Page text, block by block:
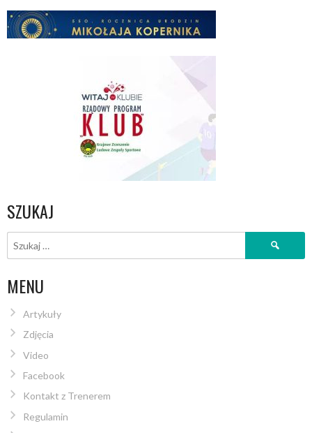
SZUKAJ
Szukaj:
MENU
Artykuły
Zdjęcia
Video
Facebook
Kontakt z Trenerem
Regulamin